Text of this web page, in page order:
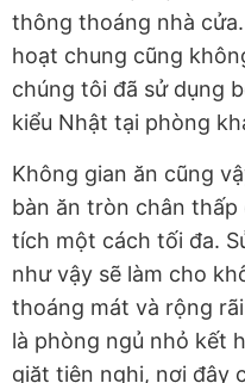
thông thoáng nhà
hoạt chung cũng
chúng tôi đã sử dụng
kiểu Nhật tại phòng
Không gian ăn cũng
bàn ăn tròn chân
tích một cách tối đa.
như vậy sẽ làm cho
thoáng mát và rộng
là phòng ngủ nhỏ kết
giặt tiện nghi, nơi đây